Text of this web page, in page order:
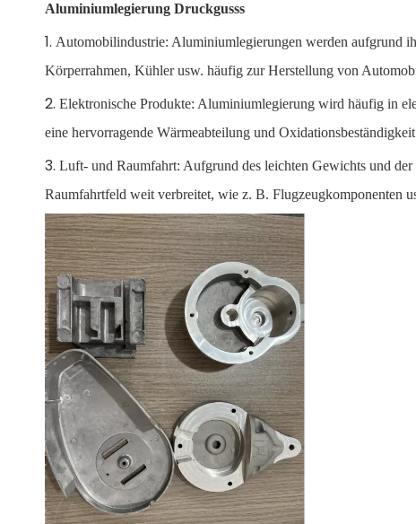
Aluminiumlegierung Druckgusss
1. Automobilindustrie: Aluminiumlegierungen werden aufgrund
Körperrahmen, Kühler usw. häufig zur Herstellung von
2. Elektronische Produkte: Aluminiumlegierung wird häufig in
eine hervorragende Wärmeabteilung und
3. Luft- und Raumfahrt: Aufgrund des leichten Gewichts und
Raumfahrtfeld weit verbreitet, wie z. B. Flugzeugkomponenten